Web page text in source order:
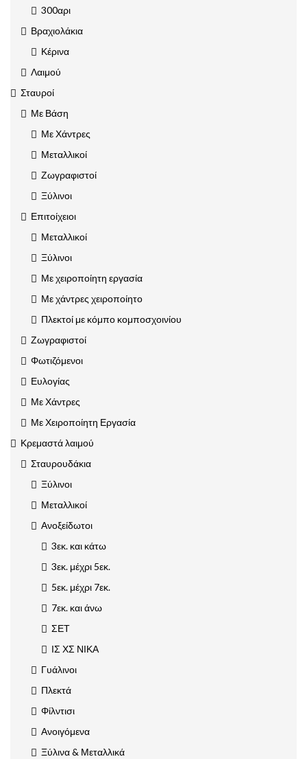
300αρι
Βραχιολάκια
Κέρινα
Λαιμού
Σταυροί
Με Βάση
Με Χάντρες
Μεταλλικοί
Ζωγραφιστοί
Ξύλινοι
Επιτοίχειοι
Μεταλλικοί
Ξύλινοι
Με χειροποίητη εργασία
Με χάντρες χειροποίητο
Πλεκτοί με κόμπο κομποσχοινίου
Ζωγραφιστοί
Φωτιζόμενοι
Ευλογίας
Με Χάντρες
Με Χειροποίητη Εργασία
Κρεμαστά λαιμού
Σταυρουδάκια
Ξύλινοι
Μεταλλικοί
Ανοξείδωτοι
3εκ. και κάτω
3εκ. μέχρι 5εκ.
5εκ. μέχρι 7εκ.
7εκ. και άνω
ΣΕΤ
ΙΣ ΧΣ ΝΙΚΑ
Γυάλινοι
Πλεκτά
Φίλντισι
Ανοιγόμενα
Ξύλινα & Μεταλλικά